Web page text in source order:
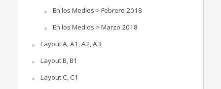
En los Medios > Febrero 2018
En los Medios > Marzo 2018
Layout A, A1, A2, A3
Layout B, B1
Layout C, C1